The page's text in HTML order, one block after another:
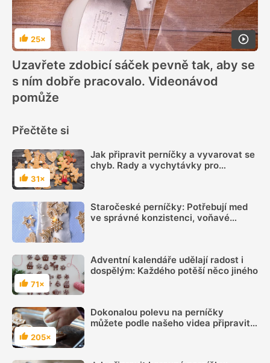
Hodnocení
25×
Uzavřete zdobicí sáček pevně tak, aby se
s ním dobře pracovalo. Videonávod
pomůže
Přečtěte si
Hodnocení
31×
Jak připravit perníčky a vyvarovat se
chyb. Rady a vychytávky pro
Staročeské perníčky: Potřebují med
ve správné konzistenci, voňavé
Hodnocení
71×
Adventní kalendáře udělají radost i
dospělým: Každého potěší něco jiného
Hodnocení
205×
Dokonalou polevu na perníčky
můžete podle našeho videa připravit